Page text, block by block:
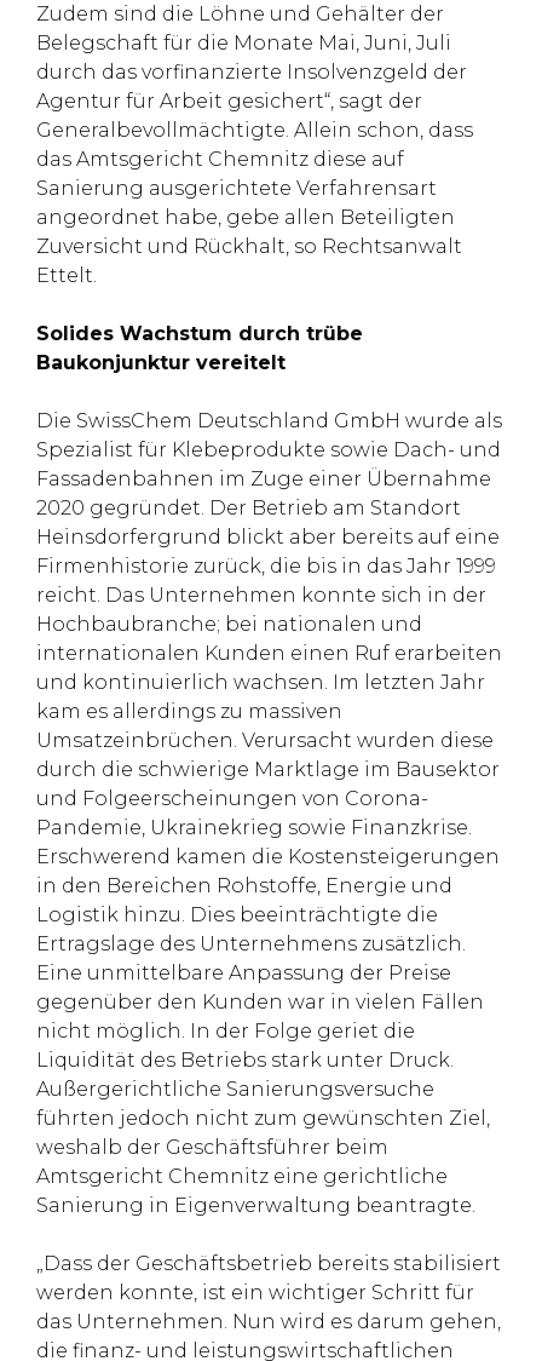
Zudem sind die Löhne und Gehälter der
Belegschaft für die Monate Mai, Juni, Juli
durch das vorfinanzierte Insolvenzgeld der
Agentur für Arbeit gesichert“, sagt der
Generalbevollmächtigte. Allein schon, dass
das Amtsgericht Chemnitz diese auf
Sanierung ausgerichtete Verfahrensart
angeordnet habe, gebe allen Beteiligten
Zuversicht und Rückhalt, so Rechtsanwalt
Ettelt.
Solides Wachstum durch trübe
Baukonjunktur vereitelt
Die SwissChem Deutschland GmbH wurde als
Spezialist für Klebeprodukte sowie Dach- und
Fassadenbahnen im Zuge einer Übernahme
2020 gegründet. Der Betrieb am Standort
Heinsdorfergrund blickt aber bereits auf eine
Firmenhistorie zurück, die bis in das Jahr 1999
reicht. Das Unternehmen konnte sich in der
Hochbaubranche; bei nationalen und
internationalen Kunden einen Ruf erarbeiten
und kontinuierlich wachsen. Im letzten Jahr
kam es allerdings zu massiven
Umsatzeinbrüchen. Verursacht wurden diese
durch die schwierige Marktlage im Bausektor
und Folgeerscheinungen von Corona-
Pandemie, Ukrainekrieg sowie Finanzkrise.
Erschwerend kamen die Kostensteigerungen
in den Bereichen Rohstoffe, Energie und
Logistik hinzu. Dies beeinträchtigte die
Ertragslage des Unternehmens zusätzlich.
Eine unmittelbare Anpassung der Preise
gegenüber den Kunden war in vielen Fällen
nicht möglich. In der Folge geriet die
Liquidität des Betriebs stark unter Druck.
Außergerichtliche Sanierungsversuche
führten jedoch nicht zum gewünschten Ziel,
weshalb der Geschäftsführer beim
Amtsgericht Chemnitz eine gerichtliche
Sanierung in Eigenverwaltung beantragte.
„Dass der Geschäftsbetrieb bereits stabilisiert
werden konnte, ist ein wichtiger Schritt für
das Unternehmen. Nun wird es darum gehen,
die finanz- und leistungswirtschaftlichen